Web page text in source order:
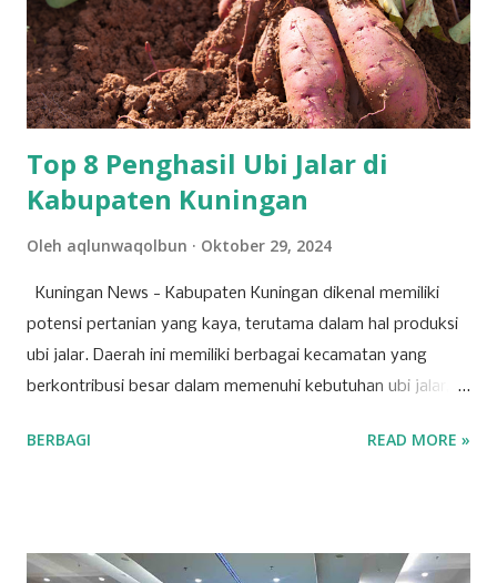
perusahaan ke depan. Tujuh agenda utama telah disusun
untuk dibahas dan diputuskan dalam RUPST kali ini.
Agenda-agenda tersebut disusun berdasarkan peraturan
perundang-undangan, usulan pemegang saham utama,
serta kepentingan strategis korporasi dalam men...
Top 8 Penghasil Ubi Jalar di
Kabupaten Kuningan
Oleh aqlunwaqolbun Oktober 29, 2024
Kuningan News - Kabupaten Kuningan dikenal memiliki
potensi pertanian yang kaya, terutama dalam hal produksi
ubi jalar. Daerah ini memiliki berbagai kecamatan yang
berkontribusi besar dalam memenuhi kebutuhan ubi jalar,
tujuh kecamatan di Kabupaten Kuningan yang mencatat
Dengan produksi sebesar 45.702 ton, Kecamatan Cilimus
BERBAGI READ MORE »